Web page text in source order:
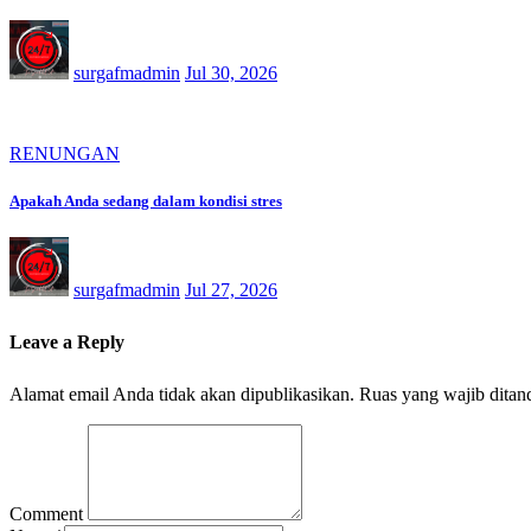
surgafmadmin Jul 30, 2026
RENUNGAN
Apakah Anda sedang dalam kondisi stres
surgafmadmin Jul 27, 2026
Leave a Reply
Alamat email Anda tidak akan dipublikasikan. Ruas yang wajib
Comment